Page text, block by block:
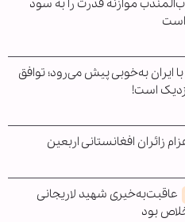
موازنه قدرت را به سود
است
ایران به‌خوبی پیش می‌رود؛ توافق
است!
زائران افغانستانی اربعین
عاقبت‌به‌خیری شهید لاریجانی
بود